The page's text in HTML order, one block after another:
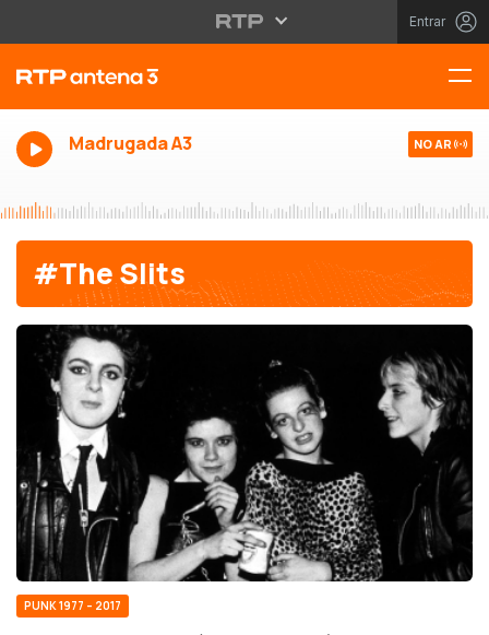
Entrar
Madrugada A3 NO AR
#The Slits
PUNK 1977 – 2017